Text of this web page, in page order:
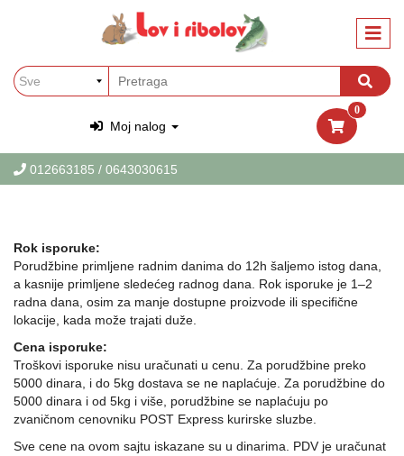
Moj nalog
0
012663185 / 0643030615
za
Ribolov
za
Lov
Ribolov
PET
Oprema
za
ljubimce
Rok isporuke:
Porudžbine primljene radnim danima do 12h šaljemo istog dana,
a kasnije primljene sledećeg radnog dana. Rok isporuke je 1–2
radna dana, osim za manje dostupne proizvode ili specifične
lokacije, kada može trajati duže.
Cena isporuke:
Troškovi isporuke nisu uračunati u cenu. Za porudžbine preko
5000 dinara, i do 5kg dostava se ne naplaćuje. Za porudžbine do
5000 dinara i od 5kg i više, porudžbine se naplaćuju po
zvaničnom cenovniku POST Express kurirske sluzbe.
Sve cene na ovom sajtu iskazane su u dinarima. PDV je uračunat